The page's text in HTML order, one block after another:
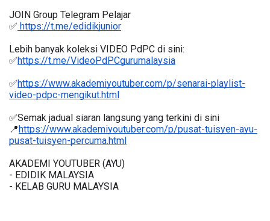
JOIN Group Telegram Pelajar
✅ https://t.me/edidikjunior
Lebih banyak koleksi VIDEO PdPC di sini:
✅https://t.me/VideoPdPCgurumalaysia
✅https://www.akademiyoutuber.com/p/senarai-playlist-
video-pdpc-mengikut.html
✅Semak jadual siaran langsung yang terkini di sini
📍 https://www.akademiyoutuber.com/p/pusat-tuisyen-ayu-
pusat-tuisyen-percuma.html
AKADEMI YOUTUBER (AYU)
- EDIDIK MALAYSIA
- KELAB GURU MALAYSIA